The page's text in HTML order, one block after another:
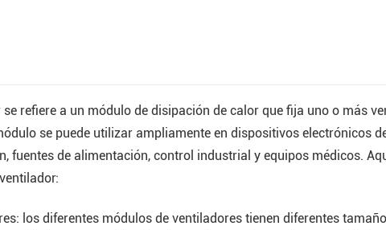
refiere a un módulo de disipación de calor que fija uno o más
se puede utilizar ampliamente en dispositivos electrónicos
fuentes de alimentación, control industrial y equipos médicos.
los diferentes módulos de ventiladores tienen diferentes